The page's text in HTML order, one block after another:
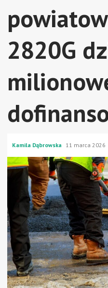
2820G
Kamila Dąbrowska 11 marca 2026